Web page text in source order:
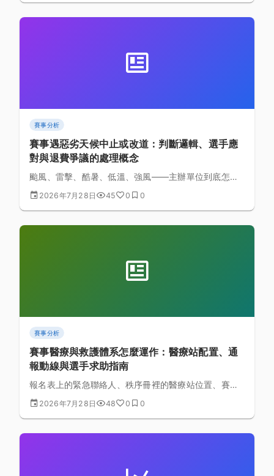
賽事分析
賽事遇惡劣天候中止或改道：判斷邏輯、選手應
對與退費爭議的處理概念
颱風、雷擊、酷暑、低溫、強風——主辦單位到底怎麼
決定要不要停辦？賽中改道時你該做什麼？退費為什麼
常常談不攏？這篇拆解天候決策的一般性邏輯，以及選
2026年7月28日 45 0 0
賽事分析
賽事醫療與救護體系怎麼運作：醫療站配置、通
報動線與選手求助指南
報名表上的緊急聯絡人、秩序冊裡的醫療站位置、賽道
旁那台救護車，其實串成一套完整的救護體系。理解它
怎麼運作，你才知道出事時該向誰求助、該說什麼、以
2026年7月28日 48 0 0